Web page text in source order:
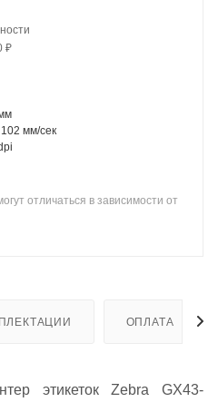
₽
102 мм/сек
отличаться в зависимости от
ОПЛАТА
этикеток Zebra GX43-